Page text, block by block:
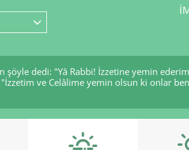
şöyle dedi: "Yâ Rabbi! İzzetine yemin
ve Celâlime yemin olsun ki onlar